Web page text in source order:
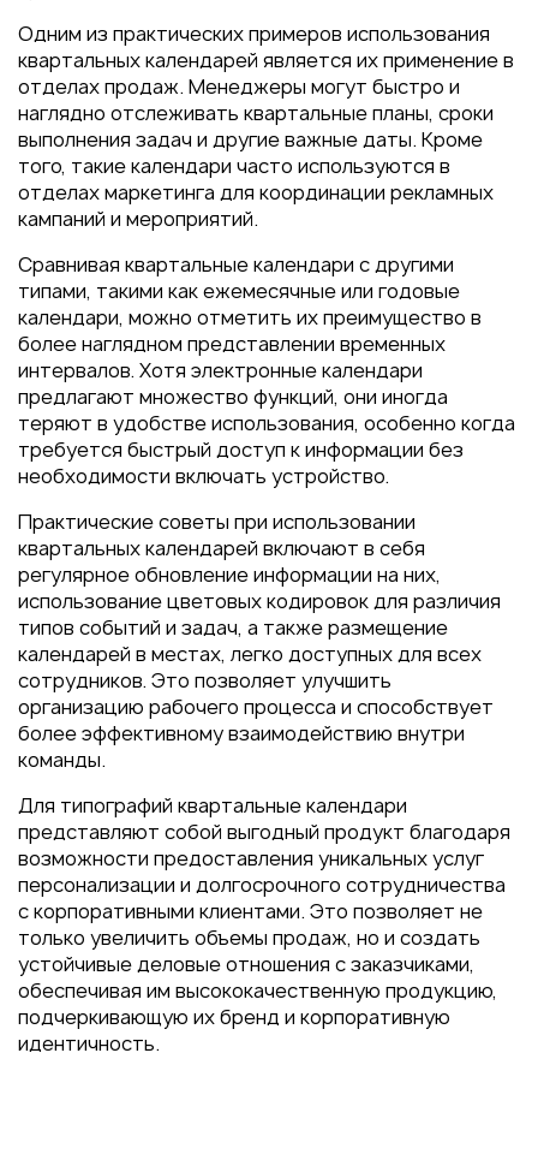
Одним из практических примеров использования
квартальных календарей является их применение в
отделах продаж. Менеджеры могут быстро и
наглядно отслеживать квартальные планы, сроки
выполнения задач и другие важные даты. Кроме
того, такие календари часто используются в
отделах маркетинга для координации рекламных
кампаний и мероприятий.
Сравнивая квартальные календари с другими
типами, такими как ежемесячные или годовые
календари, можно отметить их преимущество в
более наглядном представлении временных
интервалов. Хотя электронные календари
предлагают множество функций, они иногда
теряют в удобстве использования, особенно когда
требуется быстрый доступ к информации без
необходимости включать устройство.
Практические советы при использовании
квартальных календарей включают в себя
регулярное обновление информации на них,
использование цветовых кодировок для различия
типов событий и задач, а также размещение
календарей в местах, легко доступных для всех
сотрудников. Это позволяет улучшить
организацию рабочего процесса и способствует
более эффективному взаимодействию внутри
команды.
Для типографий квартальные календари
представляют собой выгодный продукт благодаря
возможности предоставления уникальных услуг
персонализации и долгосрочного сотрудничества
с корпоративными клиентами. Это позволяет не
только увеличить объемы продаж, но и создать
устойчивые деловые отношения с заказчиками,
обеспечивая им высококачественную продукцию,
подчеркивающую их бренд и корпоративную
идентичность.